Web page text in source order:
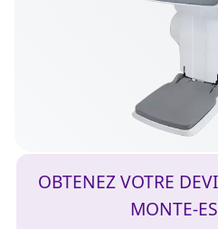
OBTENEZ VOTRE
MONTE-